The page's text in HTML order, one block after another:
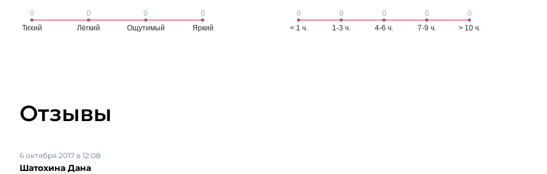
Отзывы
Шатохина Дана
6 октября 2017 в 12:08